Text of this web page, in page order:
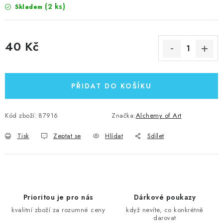
Skladem (2 ks)
40 Kč
PŘIDAT DO KOŠÍKU
Kód zboží: 87916 Značka:Alchemy of Art
Tisk Zeptat se Hlídat Sdílet
Prioritou je pro nás
kvalitní zboží za rozumné ceny
Dárkové poukazy
když nevíte, co konkrétně
darovat